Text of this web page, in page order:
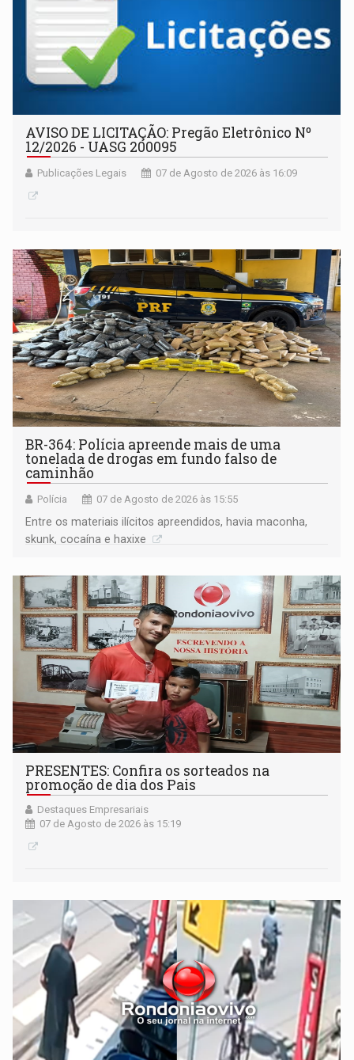
AVISO DE LICITAÇÃO: Pregão Eletrônico Nº
12/2026 - UASG 200095
Publicações Legais 07 de Agosto de 2026 às 16:09
BR-364: Polícia apreende mais de uma
tonelada de drogas em fundo falso de
caminhão
Polícia 07 de Agosto de 2026 às 15:55
Entre os materiais ilícitos apreendidos, havia maconha,
skunk, cocaína e haxixe
PRESENTES: Confira os sorteados na
promoção de dia dos Pais
Destaques Empresariais
07 de Agosto de 2026 às 15:19